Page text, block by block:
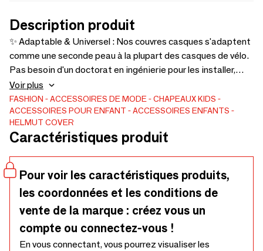
Description produit
✨ Adaptable & Universel : Nos couvres casques s'adaptent
comme une seconde peau à la plupart des casques de vélo.
Pas besoin d'un doctorat en ingénierie pour les installer,
c'est aussi simple que de pédaler vers le bonheur.🚨 La
Fente Magique : Pratiquez la magie de la visibilité ! Grâce à
notre fente arrière astucieuse, vous pouvez ajouter une
lumière pour illuminer votre route. Soyez la star des rues,
même après le coucher du soleil. Imaginé en France,
Fabriqué au Portugal.
Voir plus
FASHION ACCESSOIRES DE MODE CHAPEAUXKIDS
ACCESSOIRES POUR ENFANT
ACCESSOIRES ENFANTS
HELMUT COVER
Caractéristiques produit
Pour voir les caractéristiques produits,
les coordonnées et les conditions de
vente de la marque : créez vous un
compte ou connectez-vous !
En vous connectant, vous pourrez visualiser les